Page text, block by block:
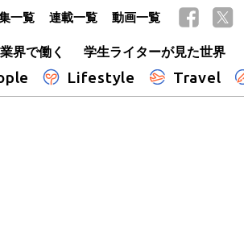
界で働く
学生ライターが見た世界
Lifestyle Travel
一覧 連載一覧 動画一覧